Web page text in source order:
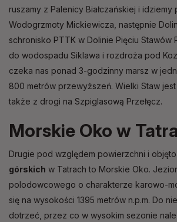
ruszamy z Palenicy Białczańskiej i idziemy
Wodogrzmoty Mickiewicza, następnie
schronisko PTTK w Dolinie Pięciu Stawów
do wodospadu Siklawa i rozdroża pod
czeka nas ponad 3-godzinny marsz w
800 metrów przewyższeń. Wielki Staw
także z drogi na Szpiglasową Przełęcz.
Morskie Oko w
Drugie pod względem powierzchni i
górskich w Tatrach to Morskie Oko.
polodowcowego o charakterze karowo-
się na wysokości 1395 metrów n.p.m. Do
dotrzeć, przez co w wysokim sezonie